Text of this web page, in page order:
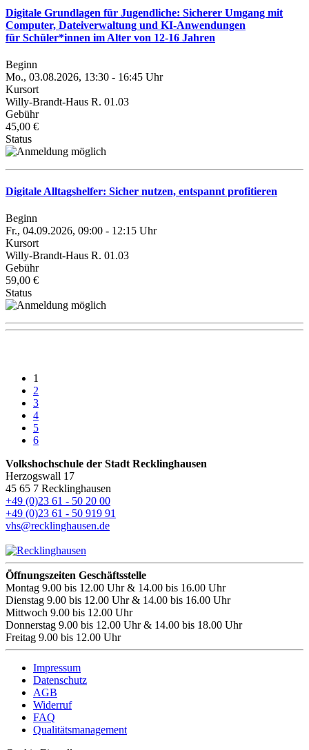
Digitale Grundlagen für Jugendliche: Sicherer Umgang mit
Computer, Dateiverwaltung und KI-Anwendungen
für Schüler*innen im Alter von 12-16 Jahren
Beginn
Mo., 03.08.2026, 13:30 - 16:45 Uhr
Kursort
Willy-Brandt-Haus R. 01.03
Gebühr
45,00 €
Status
Digitale Alltagshelfer: Sicher nutzen, entspannt profitieren
Beginn
Fr., 04.09.2026, 09:00 - 12:15 Uhr
Kursort
Willy-Brandt-Haus R. 01.03
Gebühr
59,00 €
Status
1
2
3
4
5
6
Volkshochschule der Stadt Recklinghausen
Herzogswall 17
45 65 7 Recklinghausen
+49 (0)23 61 - 50 20 00
+49 (0)23 61 - 50 919 91
vhs@recklinghausen.de
Öffnungszeiten Geschäftsstelle
Montag 9.00 bis 12.00 Uhr & 14.00 bis 16.00 Uhr
Dienstag 9.00 bis 12.00 Uhr & 14.00 bis 16.00 Uhr
Mittwoch 9.00 bis 12.00 Uhr
Donnerstag 9.00 bis 12.00 Uhr & 14.00 bis 18.00 Uhr
Freitag 9.00 bis 12.00 Uhr
Impressum
Datenschutz
AGB
Widerruf
FAQ
Qualitätsmanagement